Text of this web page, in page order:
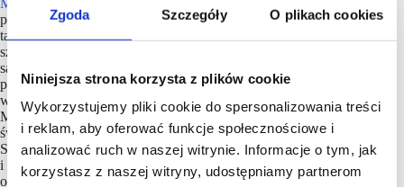
Zgoda Szczegóły O plikach cookies
Niniejsza strona korzysta z plików cookie
Wykorzystujemy pliki cookie do spersonalizowania treści
i reklam, aby oferować funkcje społecznościowe i
analizować ruch w naszej witrynie. Informacje o tym, jak
korzystasz z naszej witryny, udostępniamy partnerom
MR.DIY
ponad 6 tys. produktów codziennego użytku z 10 kategorii,
takich jak: artykuły gospodarstwa domowego, dekoracyjne,
szkolne i biurowe, narzędzia do majsterkowania, akcesoria
samochodowe, a także zabawki i artykuły dla zwierząt. Oprócz
produktów marki własnej, klienci znajdą na półkach również
wiele dobrze znanych marek w konkurencyjnych cenach. Sieć
MR.DIY aktualnie posiada ponad 5000 sklepów na całym
świecie, w tym w Malezji, Tajlandii, Brunei, Indonezji,
Singapurze, Filipinach, Wietnamie, Kambodży, Indiach
i Bangladeszu, a także w RPA, Turcji, Hiszpanii. W Polsce
obecna jest od listopada 2024 roku.